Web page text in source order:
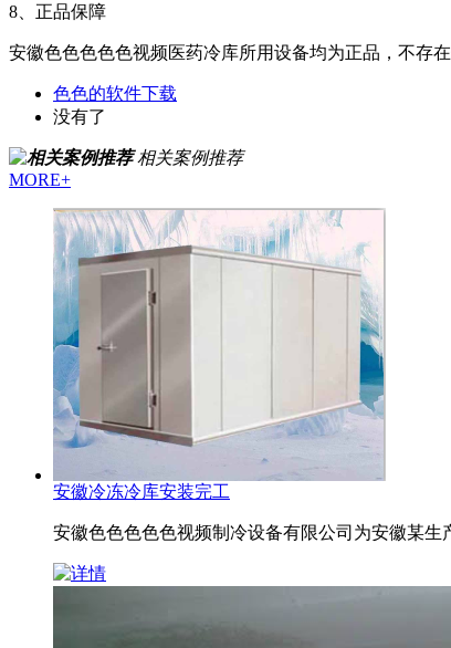
8、正品保障
安徽色色色色色视频医药冷库所用设备均为正品，不存
色色的软件下载
没有了
相关案例推荐
MORE+
安徽冷冻冷库安装完工
安徽色色色色色视频制冷设备有限公司为安徽某